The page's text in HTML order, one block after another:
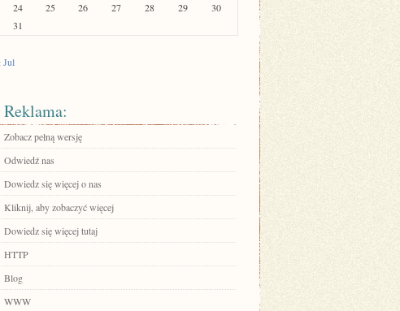
24
25 26 27 28 29
30
31
Jul
Reklama:
Zobacz pełną wersję
Odwiedź nas
Dowiedz się więcej o nas
Kliknij, aby zobaczyć więcej
Dowiedz się więcej tutaj
HTTP
Blog
WWW